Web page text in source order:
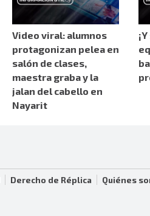
Video viral: alumnos
protagonizan pelea en
salón de clases,
maestra graba y la
jalan del cabello en
Nayarit
Derecho de Réplica Quiénes